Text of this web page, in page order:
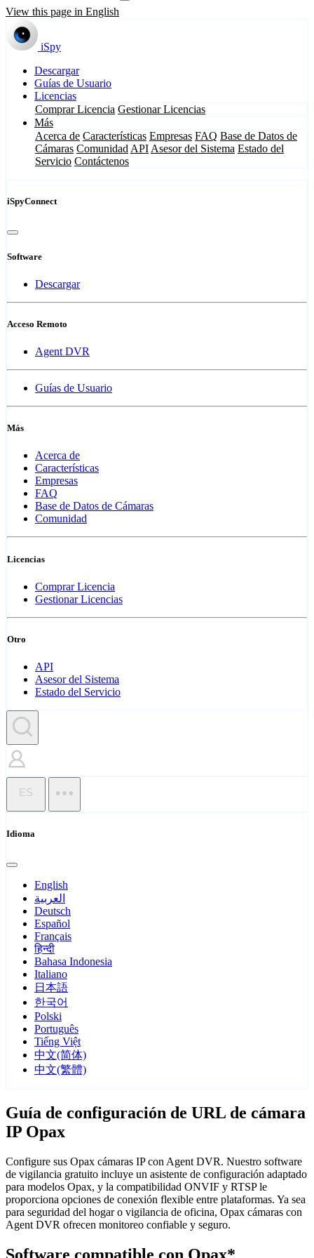
View this page in English
iSpy
Descargar
Guías de Usuario
Licencias
Comprar Licencia Gestionar Licencias
Más
Acerca de Características Empresas FAQ Base de Datos de
Cámaras Comunidad API Asesor del Sistema Estado del
Servicio Contáctenos
iSpyConnect
Software
Descargar
Acceso Remoto
Agent DVR
Guías de Usuario
Más
Acerca de
Características
Empresas
FAQ
Base de Datos de Cámaras
Comunidad
Licencias
Comprar Licencia
Gestionar Licencias
Otro
API
Asesor del Sistema
Estado del Servicio
ES
Idioma
English
العربية
Deutsch
Español
Français
हिन्दी
Bahasa Indonesia
Italiano
日本語
한국어
Polski
Português
Tiếng Việt
中文(简体)
中文(繁體)
Guía de configuración de URL de cámara
IP Opax
Configure sus Opax cámaras IP con Agent DVR. Nuestro software
de vigilancia gratuito incluye un asistente de configuración adaptado
para modelos Opax, y la compatibilidad ONVIF y RTSP le
proporciona opciones de conexión flexible entre plataformas. Ya sea
para seguridad del hogar o vigilancia de oficina, Opax cámaras con
Agent DVR ofrecen monitoreo confiable y seguro.